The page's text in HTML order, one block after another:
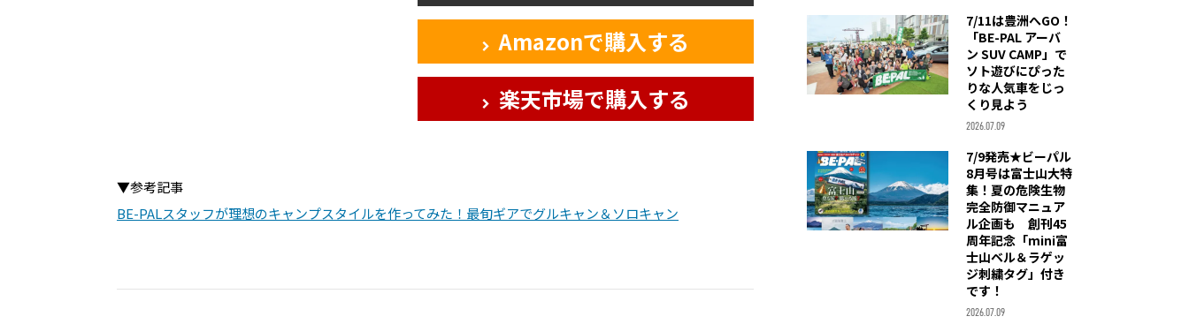
Amazonで購入する
楽天市場で購入する
▼参考記事
BE-PALスタッフが理想のキャンプスタイルを作ってみた！最旬ギアでグルキャン＆ソロキャン
7/11は豊洲へGO！
「BE-PAL アーバ
ン SUV CAMP」で
ソト遊びにぴった
りな人気車をじっ
くり見よう
2026.07.09
7/9発売★ビーパル
8月号は富士山大特
集！夏の危険生物
完全防御マニュア
ル企画も 創刊45
周年記念「mini富
士山ベル＆ラゲッ
ジ刺繍タグ」付き
です！
2026.07.09